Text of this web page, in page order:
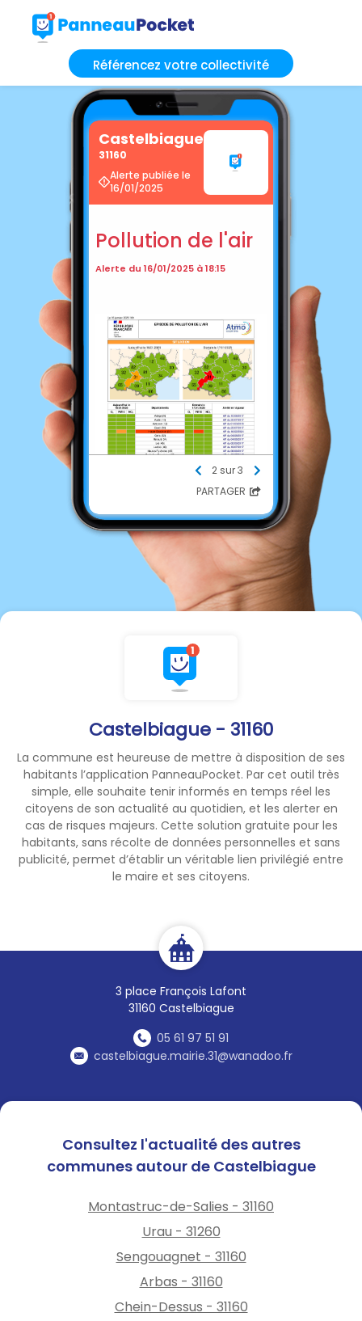
Référencez votre collectivité
Castelbiague - 31160
La commune est heureuse de mettre à disposition de ses
habitants l’application PanneauPocket. Par cet outil très
simple, elle souhaite tenir informés en temps réel les
citoyens de son actualité au quotidien, et les alerter en
cas de risques majeurs. Cette solution gratuite pour les
habitants, sans récolte de données personnelles et sans
publicité, permet d’établir un véritable lien privilégié entre
le maire et ses citoyens.
3 place François Lafont
31160 Castelbiague
05 61 97 51 91
castelbiague.mairie.31@wanadoo.fr
Castelbiague
31160
Alerte publiée le
16/01/2025
Pollution de l'air
Alerte du 16/01/2025 à 18:15
2 sur 3
PARTAGER
Consultez l'actualité des autres
communes autour de Castelbiague
Montastruc-de-Salies - 31160
Urau - 31260
Sengouagnet - 31160
Arbas - 31160
Chein-Dessus - 31160